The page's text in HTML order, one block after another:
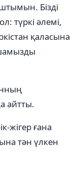
Бізді
түркі әлемі,
қаласына
айтты.
жігер ғана
тән үлкен